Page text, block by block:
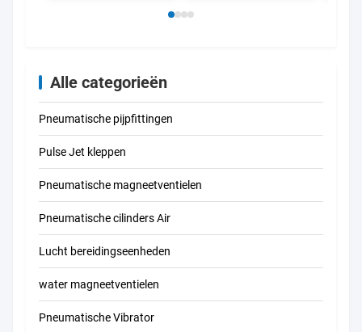
Alle categorieën
Pneumatische pijpfittingen
Pulse Jet kleppen
Pneumatische magneetventielen
Pneumatische cilinders Air
Lucht bereidingseenheden
water magneetventielen
Pneumatische Vibrator